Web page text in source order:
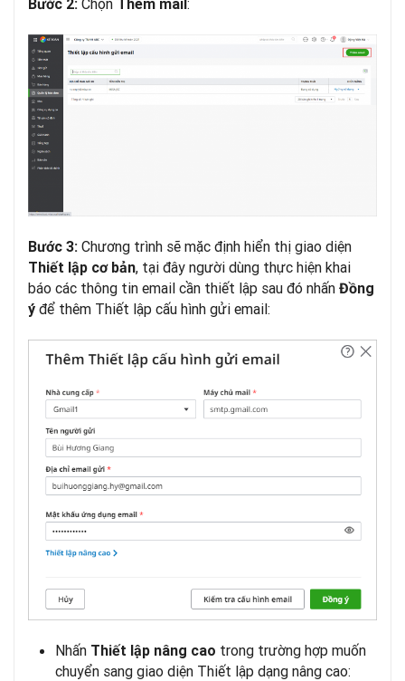
Bước 2: Chọn Thêm mail :
Bước 3: Chương trình sẽ mặc định hiển thị giao diện
Thiết lập cơ bản, tại đây người dùng thực hiện khai
báo các thông tin email cần thiết lập sau đó nhấn Đồng
ý để thêm Thiết lập cấu hình gửi email:
Nhấn Thiết lập nâng cao trong trường hợp muốn
chuyển sang giao diện Thiết lập dạng nâng cao: